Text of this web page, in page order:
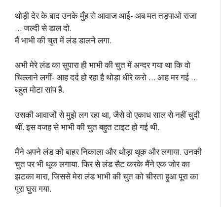
थोड़ी देर के बाद उनके मुँह से आवाज आई- अब मत तड़पाओ राजा
… जल्दी से डाल दो.
मैं भाभी की चुत में लंड डालने लगा.
अभी मेरे लंड का सुपारा ही भाभी की चुत में अन्दर गया था कि वो
चिल्लाने लगीं- आह दर्द हो रहा है थोड़ा धीरे करो … आह मर गई …
बहुत मोटा सांप है.
उसकी आवाजों से मुझे लग रहा था, जैसे वो एकाध साल से नहीं चुदी
थीं. इस वजह से भाभी की चुत बहुत टाइट हो गई थी.
मैंने अपने लंड को बाहर निकाला और थोड़ा थूक और लगाया. उनकी
चुत पर भी थूक लगाया. फिर से लंड सैट करके मैंने एक जोर का
झटका मारा, जिससे मेरा लंड भाभी की चुत को चीरता हुआ पूरा का
पूरा घुस गया.